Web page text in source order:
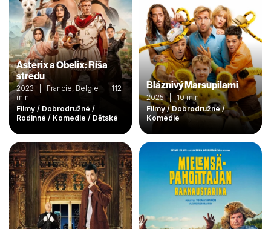
Asterix a Obelix: Ríša
stredu
2023 | Francie, Belgie | 112
min
Filmy / Dobrodružné /
Rodinné / Komedie / Dětské
Bláznivý Marsupilami
2025 | 10 min
Filmy / Dobrodružné /
Komedie